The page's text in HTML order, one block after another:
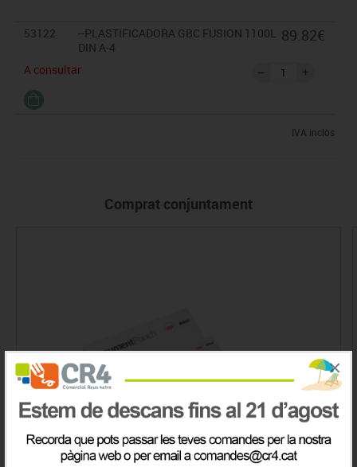
×
53122
--PLASTIFICADORA GBC FUSION 1100L
DIN A-4
A consultar
89.82€
IVA inclòs
Comprat conjuntament